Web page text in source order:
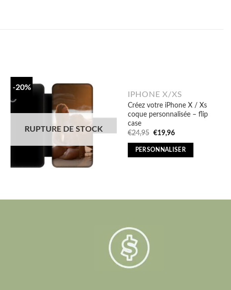
-20%
RUPTURE DE STOCK
IPHONE X/XS
Créez votre iPhone X / Xs
coque personnalisée – flip
case
€24,95 Original
was:
€24,95.
€19,96Current
is:
€19,96.
PERSONNALISER